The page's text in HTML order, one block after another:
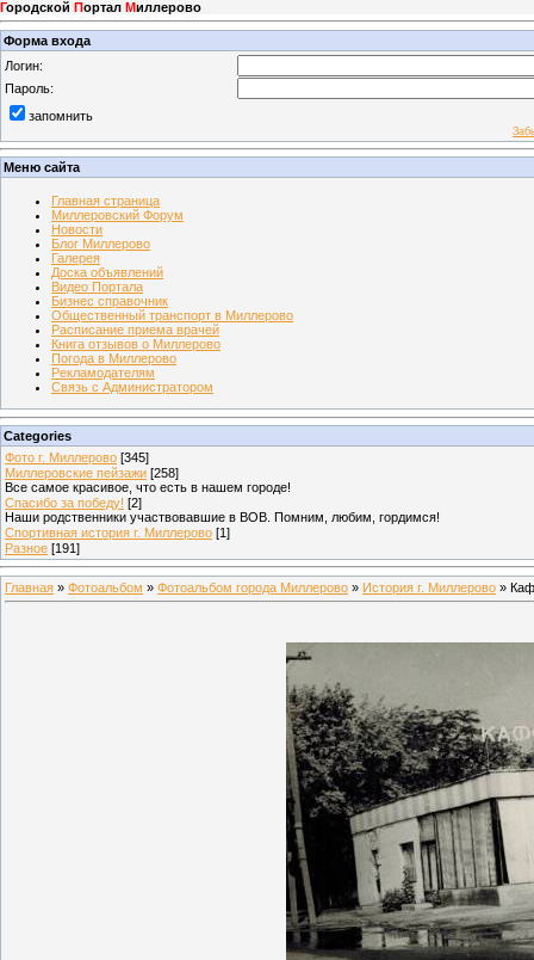
Городской Портал Миллерово
Форма входа
Логин:
Пароль:
запомнить
Меню сайта
Главная страница
Миллеровский Форум
Новости
Блог Миллерово
Галерея
Доска объявлений
Видео Портала
Бизнес справочник
Общественный транспорт в Миллерово
Расписание приема врачей
Книга отзывов о Миллерово
Погода в Миллерово
Рекламодателям
Связь с Администратором
Categories
Фото г. Миллерово [345]
Миллеровские пейзажи [258]
Все самое красивое, что есть в нашем городе!
Спасибо за победу! [2]
Наши родственники участвовавшие в ВОВ. Помним, любим, гордимся!
Спортивная история г. Миллерово [1]
Разное [191]
Главная » Фотоальбом » Фотоальбом города Миллерово » История г. Миллерово »